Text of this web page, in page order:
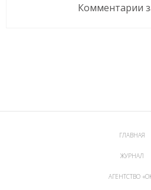
Комментарии
ГЛАВНАЯ
ЖУРНАЛ
АГЕНТСТВО